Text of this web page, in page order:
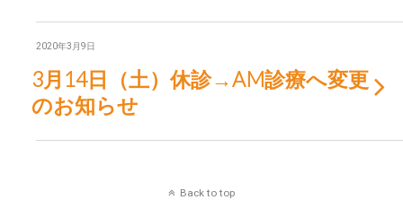
2020年3月9日
3月14日（土）休診→AM診療へ変更
のお知らせ
Back to top